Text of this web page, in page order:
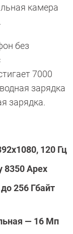
камера
без
7000
зарядка
зарядка.
120 Гц
8350 Apex
256 Гбайт
— 16 Мп